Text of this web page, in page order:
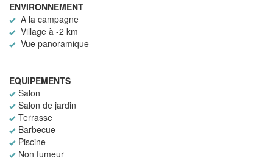
ENVIRONNEMENT
A la campagne
Village à -2 km
Vue panoramique
EQUIPEMENTS
Salon
Salon de jardin
Terrasse
Barbecue
Piscine
Non fumeur